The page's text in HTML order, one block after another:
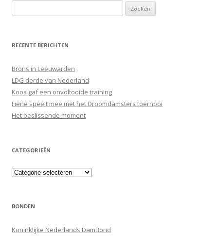
naar:
RECENTE BERICHTEN
Brons in Leeuwarden
LDG derde van Nederland
Koos gaf een onvoltooide training
Fiene speelt mee met het Droomdamsters toernooi
Het beslissende moment
CATEGORIEËN
Categorieën
BONDEN
Koninklijke Nederlands DamBond